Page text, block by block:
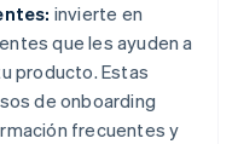
invierte en
que les ayuden a
producto. Estas
de onboarding
frecuentes y